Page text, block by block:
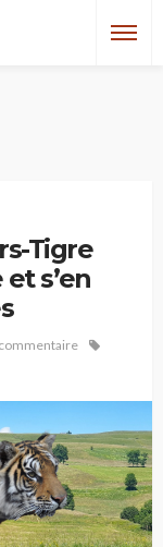
Tigre
s’en